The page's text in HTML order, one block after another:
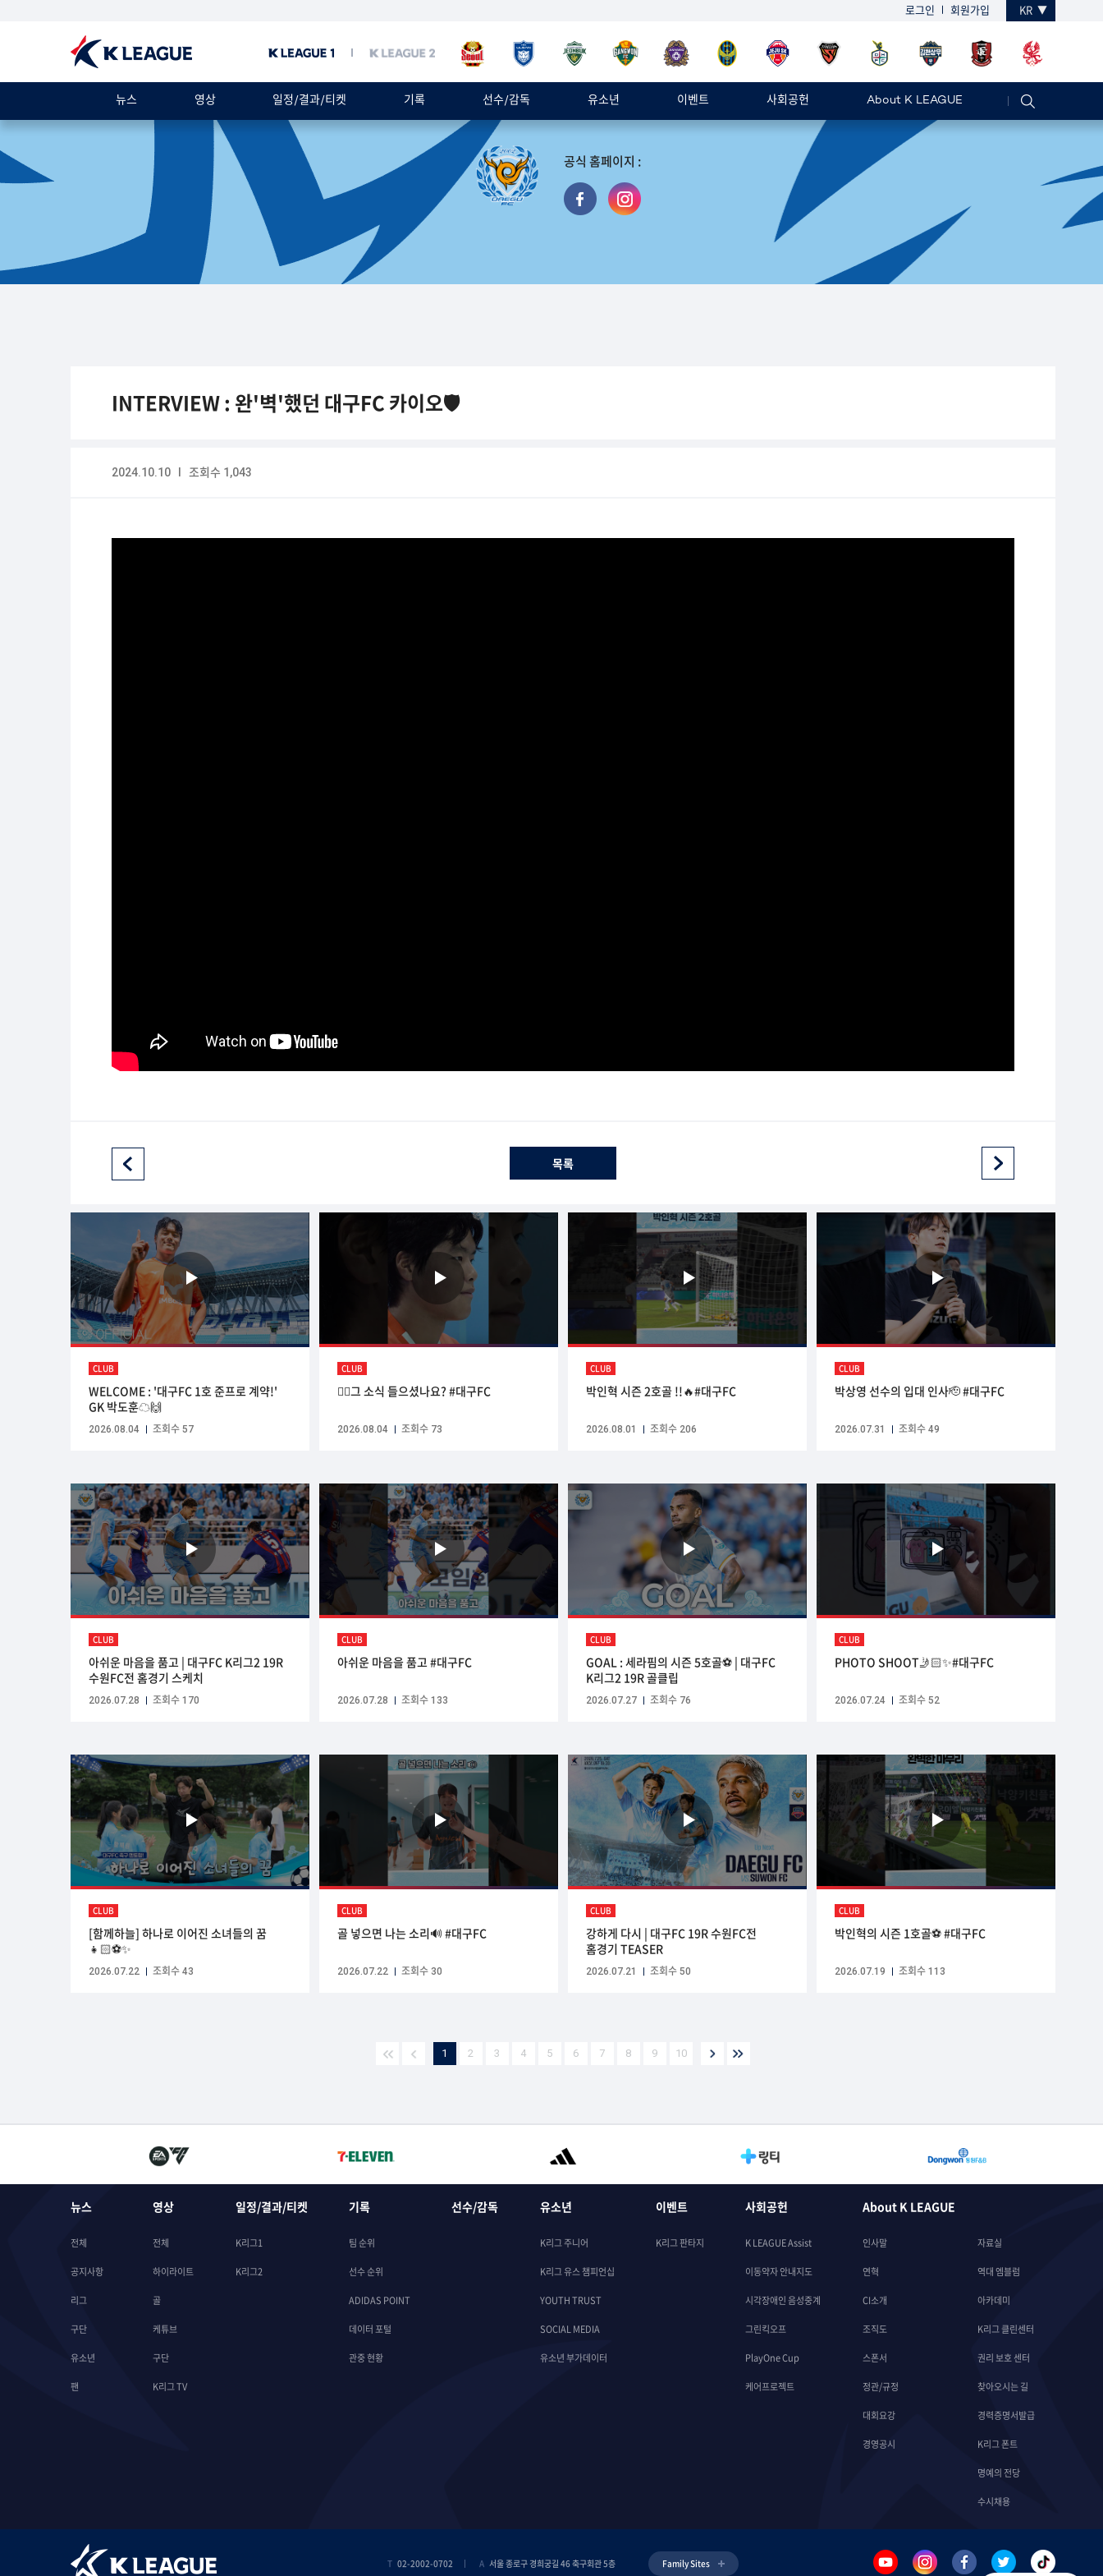
로그인 회원가입 KR
뉴스 영상 일정/결과/티켓 기록 선수/감독 유소년 이벤트 사회공헌 About K LEAGUE
공식 홈페이지 :
INTERVIEW : 완'벽'했던 대구FC 카이오🛡
2024.10.10 I 조회수 1,043
목록
CLUB
WELCOME : '대구FC 1호 준프로 계약!'
GK 박도훈☁🙌
2026.08.04 조회수 57
CLUB
☝🏻그 소식 들으셨나요? #대구FC
2026.08.04 조회수 73
CLUB
박인혁 시즌 2호골 !!🔥#대구FC
2026.08.01 조회수 206
CLUB
박상영 선수의 입대 인사🫡 #대구FC
2026.07.31 조회수 49
CLUB
아쉬운 마음을 품고 | 대구FC K리그2 19R
수원FC전 홈경기 스케치
2026.07.28 조회수 170
CLUB
아쉬운 마음을 품고 #대구FC
2026.07.28 조회수 133
CLUB
GOAL : 세라핌의 시즌 5호골⚽ | 대구FC
K리그2 19R 골클립
2026.07.27 조회수 76
CLUB
PHOTO SHOOT🤳🏻✨#대구FC
2026.07.24 조회수 52
CLUB
[함께하늘] 하나로 이어진 소녀들의 꿈
👧🏻⚽✨
2026.07.22 조회수 43
CLUB
골 넣으면 나는 소리🔊 #대구FC
2026.07.22 조회수 30
CLUB
강하게 다시 | 대구FC 19R 수원FC전
홈경기 TEASER
2026.07.21 조회수 50
CLUB
박인혁의 시즌 1호골⚽️ #대구FC
2026.07.19 조회수 113
1 2 3 4 5 6 7 8 9 10
뉴스
전체
공지사항
리그
구단
유소년
팬
영상
전체
하이라이트
골
케튜브
구단
K리그 TV
일정/결과/티켓
K리그1
K리그2
기록
팀 순위
선수 순위
ADIDAS POINT
데이터 포털
관중 현황
선수/감독 유소년
K리그 주니어
K리그 유스 챔피언십
YOUTH TRUST
SOCIAL MEDIA
유소년 부가데이터
이벤트
K리그 판타지
사회공헌
K LEAGUE Assist
이동약자 안내지도
시각장애인 음성중계
그린킥오프
PlayOne Cup
케어프로젝트
About K LEAGUE
인사말
연혁
CI소개
조직도
스폰서
정관/규정
대회요강
경영공시
자료실
역대 엠블럼
아카데미
K리그 클린센터
권리 보호 센터
찾아오시는 길
경력증명서발급
K리그 폰트
명예의 전당
수시채용
T 02-2002-0702 A 서울 종로구 경희궁길 46 축구회관 5층 Family Sites